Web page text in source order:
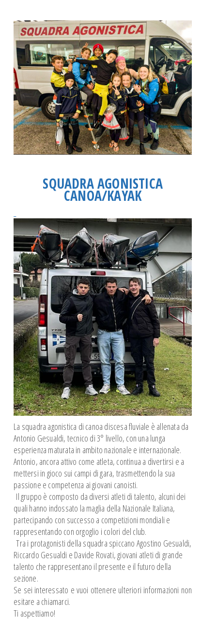
SQUADRA AGONISTICA
CANOA/KAYAK
La squadra agonistica di canoa discesa fluviale è allenata da
Antonio Gesualdi, tecnico di 3° livello, con una lunga
esperienza maturata in ambito nazionale e internazionale.
Antonio, ancora attivo come atleta, continua a divertirsi e a
mettersi in gioco sui campi di gara, trasmettendo la sua
passione e competenza ai giovani canoisti.
Il gruppo è composto da diversi atleti di talento, alcuni dei
quali hanno indossato la maglia della Nazionale Italiana,
partecipando con successo a competizioni mondiali e
rappresentando con orgoglio i colori del club.
Tra i protagonisti della squadra spiccano Agostino Gesualdi,
Riccardo Gesualdi e Davide Rovati, giovani atleti di grande
talento che rappresentano il presente e il futuro della
sezione.
Se sei interessato e vuoi ottenere ulteriori informazioni non
esitare a chiamarci.
Ti aspettiamo!